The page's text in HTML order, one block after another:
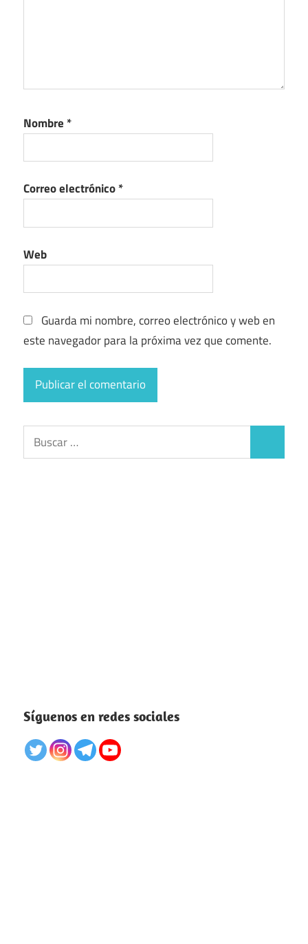
Nombre *
Correo electrónico*
Web
Guarda mi nombre, correo electrónico y web en
este navegador para la próxima vez que comente.
Buscar:
Síguenos en redes sociales